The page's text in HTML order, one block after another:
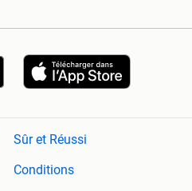
Sûr et Réussi
Conditions